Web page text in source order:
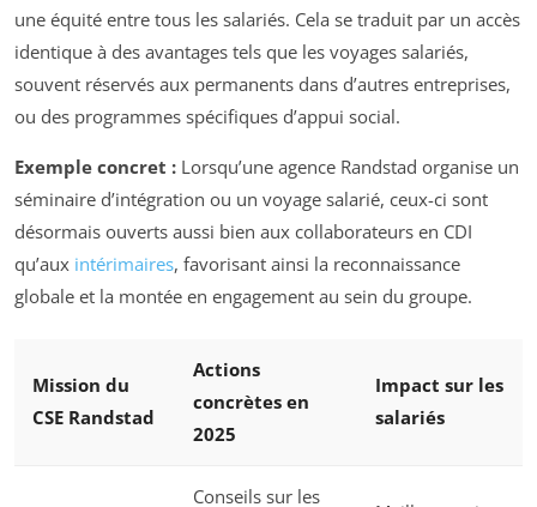
une équité entre tous les salariés. Cela se traduit par un accès
identique à des avantages tels que les voyages salariés,
souvent réservés aux permanents dans d’autres entreprises,
ou des programmes spécifiques d’appui social.
Exemple concret : Lorsqu’une agence Randstad organise un
séminaire d’intégration ou un voyage salarié, ceux-ci sont
désormais ouverts aussi bien aux collaborateurs en CDI
qu’aux intérimaires, favorisant ainsi la reconnaissance
globale et la montée en engagement au sein du groupe.
Mission du
CSE Randstad
Actions
concrètes en
2025
Impact sur les
salariés
Conseils sur les